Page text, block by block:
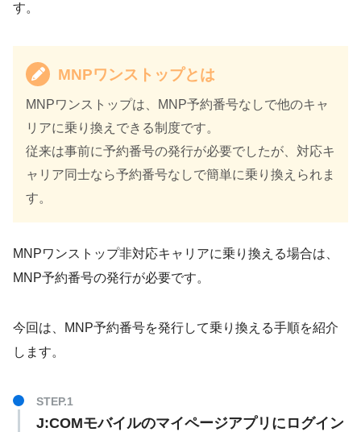
す。
MNPワンストップとは
MNPワンストップは、MNP予約番号なしで他のキャ
リアに乗り換えできる制度です。
従来は事前に予約番号の発行が必要でしたが、対応キ
ャリア同士なら予約番号なしで簡単に乗り換えられま
す。
MNPワンストップ非対応キャリアに乗り換える場合は、
MNP予約番号の発行が必要です。
今回は、MNP予約番号を発行して乗り換える手順を紹介
します。
J:COMモバイルのマイページアプリにログイン